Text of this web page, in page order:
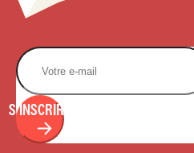
S'INSCRIRE